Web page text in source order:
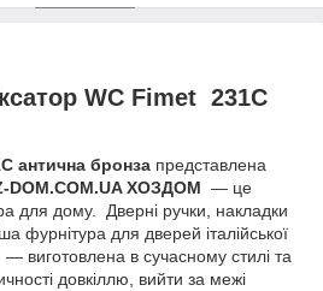
WC Fimet 231C
антична бронза представлена
DOM.COM.UA ХОЗДОМ — це
для дому. Дверні ручки, накладки
фурнітура для дверей італійської
— виготовлена в сучасному стилі та
довкіллю, вийти за межі